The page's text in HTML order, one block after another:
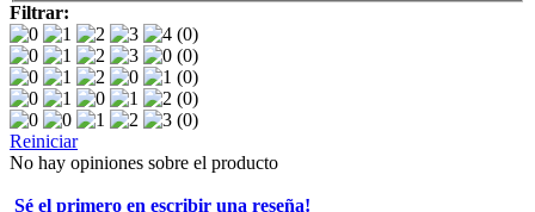
Filtrar:
(0)
(0)
(0)
(0)
(0)
Reiniciar
No hay opiniones sobre el producto
Sé el primero en escribir una reseña!